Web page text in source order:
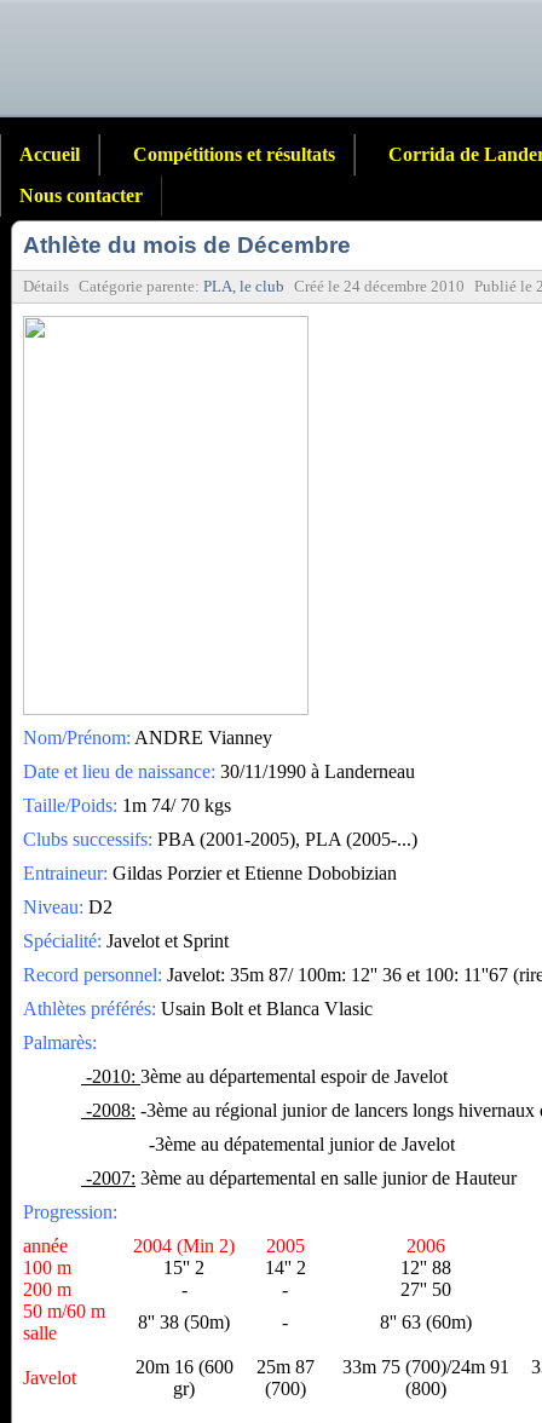
Accueil Compétitions et résultats
Corrida de
Nous contacter
Athlète du mois de Décembre
Détails Catégorie parente: PLA, le club Créé le 24 décembre 2010 Publié le
Nom/Prénom: ANDRE Vianney
Date et lieu de naissance: 30/11/1990 à Landerneau
Taille/Poids: 1m 74/ 70 kgs
Clubs successifs: PBA (2001-2005), PLA (2005-...)
Entraineur: Gildas Porzier et Etienne Dobobizian
Niveau: D2
Spécialité: Javelot et Sprint
Record personnel: Javelot: 35m 87/ 100m: 12'' 36 et 100: 11''67
Athlètes préférés: Usain Bolt et Blanca Vlasic
Palmarès:
-2010: 3ème au départemental espoir de Javelot
-2008: -3ème au régional junior de lancers longs hivernaux
-3ème au dépatemental junior de Javelot
-2007: 3ème au départemental en salle junior de Hauteur
Progression:
année
2004 (Min 2) 2005
2006
100 m
15'' 2 14'' 2
12'' 88
200 m
- -
27'' 50
50 m/60 m
salle
8'' 38 (50m) - 8'' 63 (60m)
Javelot
20m 16 (600
gr)
25m 87
(700)
33m 75 (700)/24m 91
(800)